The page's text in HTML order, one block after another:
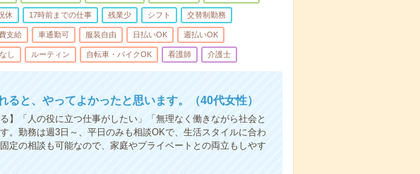
休 17時前までの仕事 残業少 シフト 交替制勤務
支給 車通勤可 服装自由 日払いOK 週払いOK
し ルーティン 自転車・バイクOK 看護師 介護士
ると、やってよかったと思います。（40代女性）
】「人の役に立つ仕事がしたい」「無理なく働きながら社会と
。勤務は週3日～、平日のみも相談OKで、生活スタイルに合わ
定の相談も可能なので、家庭やプライベートとの両立もしやす